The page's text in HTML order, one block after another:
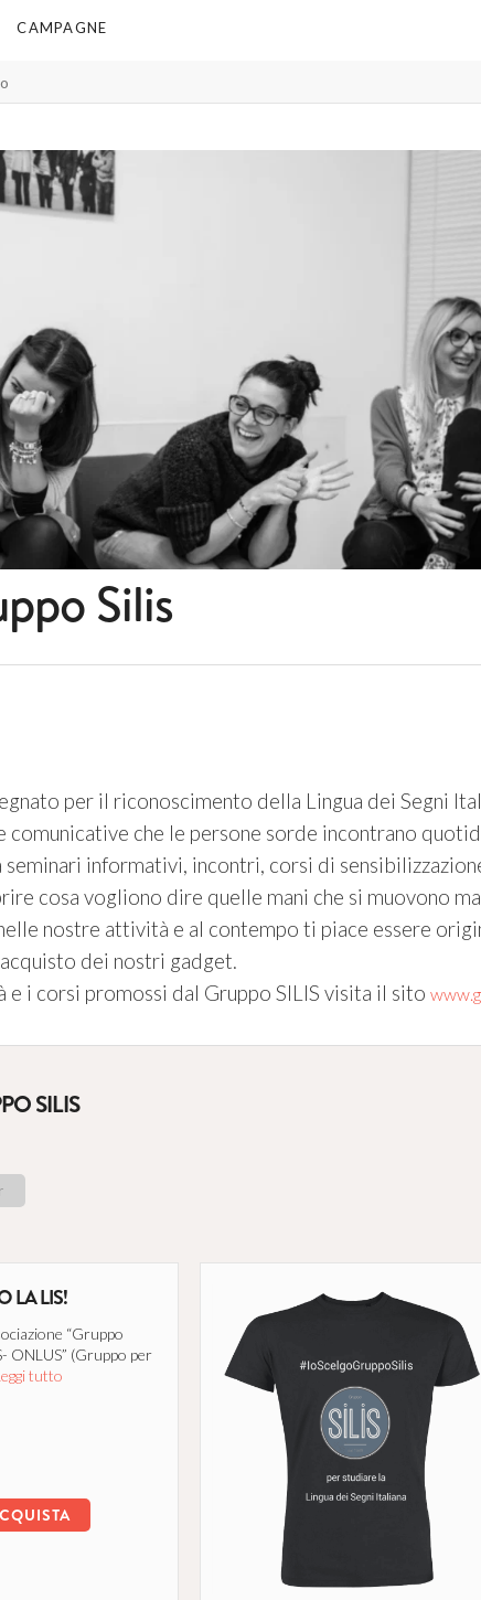
CAMPAGNE
Silis
per il riconoscimento della Lingua dei Segni
che le persone sorde incontrano
informativi, incontri, corsi di
cosa vogliono dire quelle mani che si muovono
nostre attività e al contempo ti piace essere
dei nostri gadget.
e i corsi promossi dal Gruppo SILIS visita il sito
SILIS
LA LIS!
“Gruppo
ONLUS” (Gruppo per
tutto